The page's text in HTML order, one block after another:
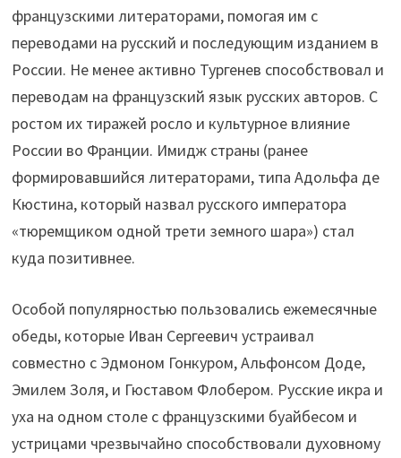
французскими литераторами, помогая им с
переводами на русский и последующим изданием в
России. Не менее активно Тургенев способствовал и
переводам на французский язык русских авторов. С
ростом их тиражей росло и культурное влияние
России во Франции. Имидж страны (ранее
формировавшийся литераторами, типа Адольфа де
Кюстина, который назвал русского императора
«тюремщиком одной трети земного шара») стал
куда позитивнее.
Особой популярностью пользовались ежемесячные
обеды, которые Иван Сергеевич устраивал
совместно с Эдмоном Гонкуром, Альфонсом Доде,
Эмилем Золя, и Гюставом Флобером. Русские икра и
уха на одном столе с французскими буайбесом и
устрицами чрезвычайно способствовали духовному